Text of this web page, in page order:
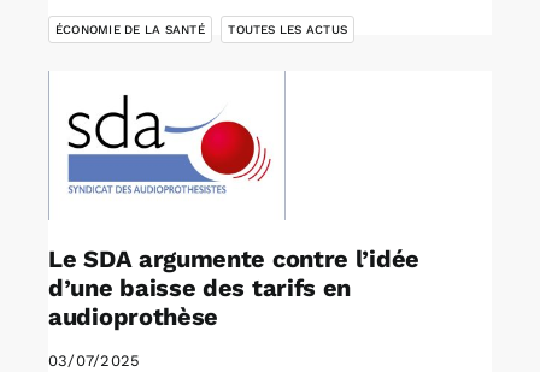
ÉCONOMIE DE LA SANTÉ TOUTES LES ACTUS
Le SDA argumente contre l’idée
d’une baisse des tarifs en
audioprothèse
03/07/2025